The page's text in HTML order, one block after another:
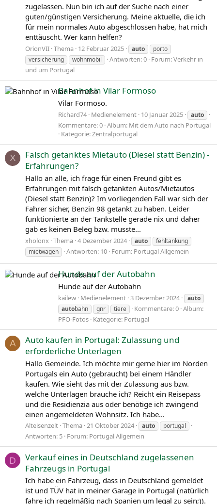
zugelassen. Nun bin ich auf der Suche nach einer
guten/günstigen Versicherung. Meine aktuelle, die ich
für mein normales Auto abgeschlossen habe, hat mich
enttäuscht. Wer kann helfen?
OrionVII Thema 12 Februar 2025 auto
porto
versicherung
wohnmobil Antworten: 0 Forum:Verkehr in
und um Portugal
Bahnhof in Vilar Formoso
Vilar Formoso.
Richard74 Medienelement 10 Januar 2025 auto
Kommentare: 0 Album: Mit dem Auto nach Portugal
Kategorie: Zentralportugal
X
Falsch getanktes Mietauto (Diesel statt Benzin) -
Erfahrungen?
Hallo an alle, ich frage für einen Freund gibt es
Erfahrungen mit falsch getankten Autos/Mietautos
(Diesel statt Benzin)? Im vorliegenden Fall war sich der
Fahrer sicher, Benzin 98 getankt zu haben. Leider
funktionierte an der Tankstelle gerade nix und daher
gab es keinen Beleg bzw. musste...
xholonx Thema 4 Dezember 2024 auto
fehltankung
mietwagen
Antworten: 10 Forum: Portugal Allgemein
Hunde auf der Autobahn
Hunde auf der Autobahn
kailew Medienelement 3 Dezember 2024
auto
autobahn gnr tiere Kommentare: 0 Album:
PFO-Fotos Kategorie: Portugal
A
Auto kaufen in Portugal: Zulassung und
erforderliche Unterlagen
Hallo Gemeinde. Ich möchte mir gerne hier im Norden
Portugals ein Auto (gebraucht) bei einem Händler
kaufen. Wie sieht das mit der Zulassung aus bzw.
welche Unterlagen brauche ich? Reicht ein Reisepass
und die Residienzia aus oder benötige ich zwingend
einen angemeldeten Wohnsitz. Ich habe...
Alteisenzelt Thema 21 Oktober 2024 auto portugal
Antworten: 5 Forum: Portugal Allgemein
D
Verkauf eines in Deutschland zugelassenen
Fahrzeugs in Portugal
Ich habe ein Fahrzeug, dass in Deutschland gemeldet
ist und TÜV hat in meiner Garage in Portugal (natürlich
fahre ich regelmäßig nach Spanien um legal zu sein;)).